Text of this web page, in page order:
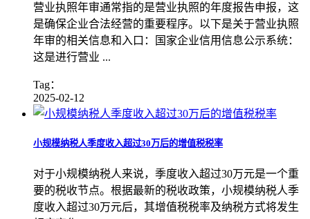
营业执照年审通常指的是营业执照的年度报告申报，这
是确保企业合法经营的重要程序。以下是关于营业执照
年审的相关信息和入口：国家企业信用信息公示系统：
这是进行营业 ...
Tag：
2025-02-12
小规模纳税人季度收入超过30万后的增值税税率
对于小规模纳税人来说，季度收入超过30万元是一个重
要的税收节点。根据最新的税收政策，小规模纳税人季
度收入超过30万元后，其增值税税率及纳税方式将发生